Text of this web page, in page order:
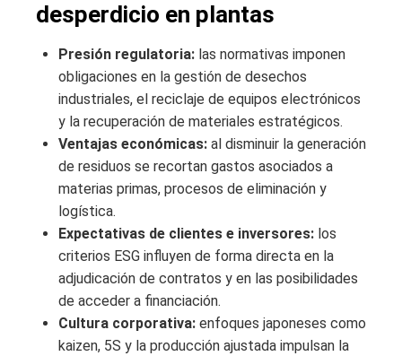
desperdicio en plantas
Presión regulatoria: las normativas imponen
obligaciones en la gestión de desechos
industriales, el reciclaje de equipos electrónicos
y la recuperación de materiales estratégicos.
Ventajas económicas: al disminuir la generación
de residuos se recortan gastos asociados a
materias primas, procesos de eliminación y
logística.
Expectativas de clientes e inversores: los
criterios ESG influyen de forma directa en la
adjudicación de contratos y en las posibilidades
de acceder a financiación.
Cultura corporativa: enfoques japoneses como
kaizen, 5S y la producción ajustada impulsan la